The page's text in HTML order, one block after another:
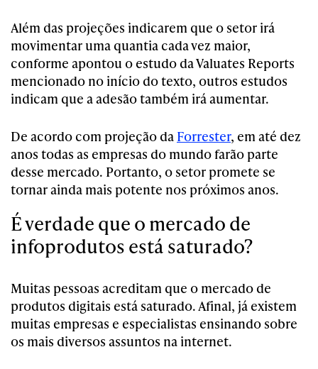
Além das projeções indicarem que o setor irá
movimentar uma quantia cada vez maior,
conforme apontou o estudo da Valuates Reports
mencionado no início do texto, outros estudos
indicam que a adesão também irá aumentar.
De acordo com projeção da Forrester, em até dez
anos todas as empresas do mundo farão parte
desse mercado. Portanto, o setor promete se
tornar ainda mais potente nos próximos anos.
É verdade que o mercado de
infoprodutos está saturado?
Muitas pessoas acreditam que o mercado de
produtos digitais está saturado. Afinal, já existem
muitas empresas e especialistas ensinando sobre
os mais diversos assuntos na internet.